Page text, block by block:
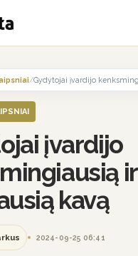
/
įvardijo
ir
kavą
2024-09-25 06:41